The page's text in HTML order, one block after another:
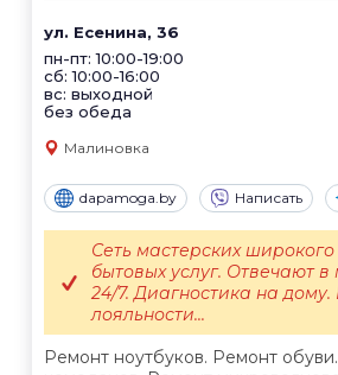
ул. Есенина, 36
пн-пт: 10:00-19:00
сб: 10:00-16:00
вс: выходной
без обеда
Малиновка
dapamoga.by Написать
Ремонт ноутбуков. Ремонт
Сеть мастерских широкого
бытовых услуг. Отвечают
24/7. Диагностика на дому.
лояльности...